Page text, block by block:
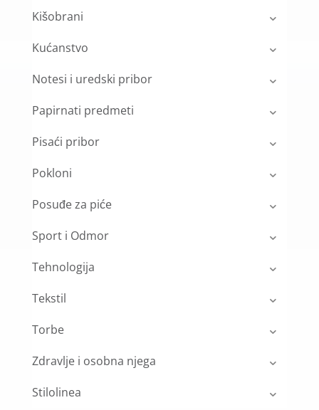
Kišobrani
Kućanstvo
Notesi i uredski pribor
Papirnati predmeti
Pisaći pribor
Pokloni
Posuđe za piće
Sport i Odmor
Tehnologija
Tekstil
Torbe
Zdravlje i osobna njega
Stilolinea